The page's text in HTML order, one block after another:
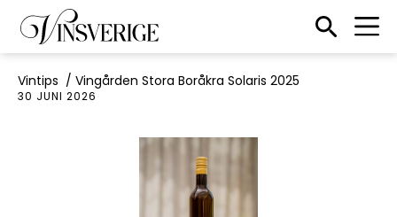
Till startsidan Sökikon
Vintips / Vingården Stora Boråkra Solaris 2025
30 JUNI 2026